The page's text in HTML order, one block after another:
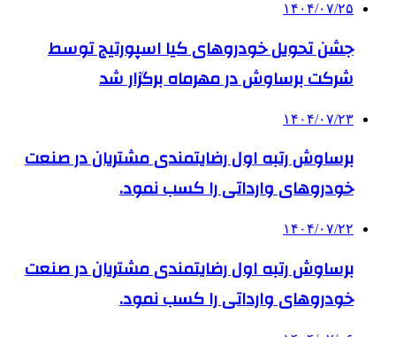
۱۴۰۴/۰۷/۲۵
جشن تحویل خودروهای کیا اسپورتیج توسط
شرکت برساوش در مهرماه برگزار شد
۱۴۰۴/۰۷/۲۳
برساوش رتبه اول رضایتمندی مشتریان در صنعت
خودروهای وارداتی را کسب نمود.
۱۴۰۴/۰۷/۲۲
برساوش رتبه اول رضایتمندی مشتریان در صنعت
خودروهای وارداتی را کسب نمود.